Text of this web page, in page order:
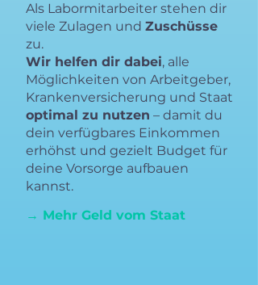
Als Labormitarbeiter stehen dir
viele Zulagen und Zuschüsse
zu.
Wir helfen dir dabei, alle
Möglichkeiten von Arbeitgeber,
Krankenversicherung und Staat
optimal zu nutzen – damit du
dein verfügbares Einkommen
erhöhst und gezielt Budget für
deine Vorsorge aufbauen
kannst.
→ Mehr Geld vom Staat